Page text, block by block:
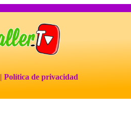
| Política de privacidad